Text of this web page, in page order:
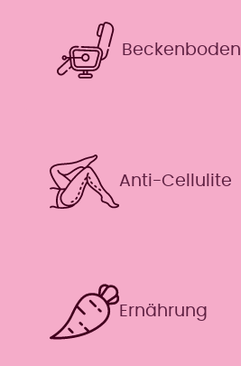
Beckenboden
Anti-Cellulite
Ernährung